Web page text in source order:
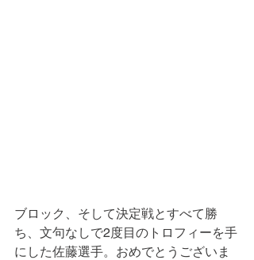
ブロック、そして決定戦とすべて勝
ち、文句なしで2度目のトロフィーを手
にした佐藤選手。おめでとうございま